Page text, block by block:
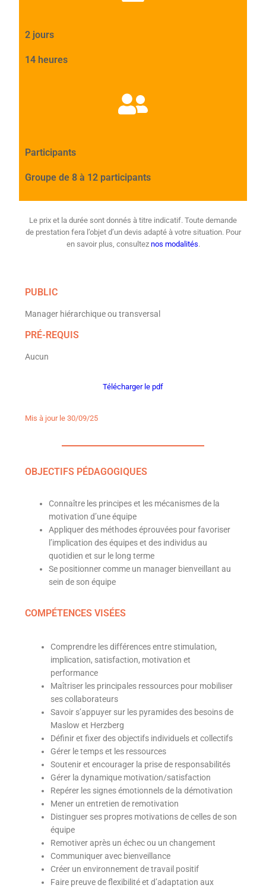
2 jours
14 heures
Participants
Groupe de 8 à 12 participants
Le prix et la durée sont donnés à titre indicatif. Toute demande
de prestation fera l’objet d’un devis adapté à votre situation. Pour
en savoir plus, consultez nos modalités.
PUBLIC
Manager hiérarchique ou transversal
PRÉ-REQUIS
Aucun
Télécharger le pdf
Mis à jour le 30/09/25
OBJECTIFS PÉDAGOGIQUES
Connaître les principes et les mécanismes de la
motivation d’une équipe
Appliquer des méthodes éprouvées pour favoriser
l’implication des équipes et des individus au
quotidien et sur le long terme
Se positionner comme un manager bienveillant au
sein de son équipe
COMPÉTENCES VISÉES
Comprendre les différences entre stimulation,
implication, satisfaction, motivation et
performance
Maîtriser les principales ressources pour mobiliser
ses collaborateurs
Savoir s’appuyer sur les pyramides des besoins de
Maslow et Herzberg
Définir et fixer des objectifs individuels et collectifs
Gérer le temps et les ressources
Soutenir et encourager la prise de responsabilités
Gérer la dynamique motivation/satisfaction
Repérer les signes émotionnels de la démotivation
Mener un entretien de remotivation
Distinguer ses propres motivations de celles de son
équipe
Remotiver après un échec ou un changement
Communiquer avec bienveillance
Créer un environnement de travail positif
Faire preuve de flexibilité et d’adaptation aux